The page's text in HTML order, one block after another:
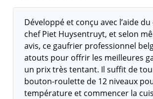
Développé et conçu avec l’aide
chef Piet Huysentruyt, et selon
avis, ce gaufrier professionnel
atouts pour offrir les meilleures
un prix très tentant. Il suffit de
bouton-roulette de 12 niveaux
température et commencer la